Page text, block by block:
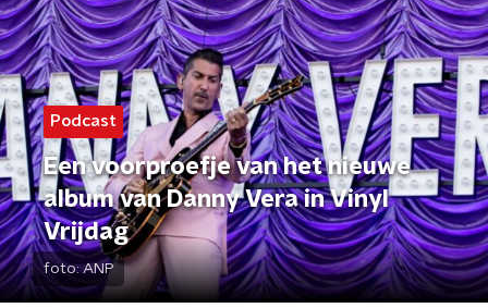
Podcast
Een voorproefje van het nieuwe
album van Danny Vera in Vinyl
Vrijdag
foto:ANP